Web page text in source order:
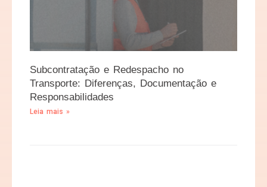
Subcontratação e Redespacho no
Transporte: Diferenças, Documentação e
Responsabilidades
Leia mais »